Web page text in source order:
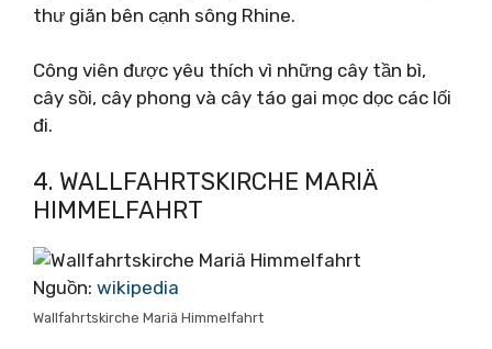
thư giãn bên cạnh sông Rhine.
Công viên được yêu thích vì những cây tần bì,
cây sồi, cây phong và cây táo gai mọc dọc các lối
đi.
4. WALLFAHRTSKIRCHE MARIÄ
HIMMELFAHRT
Nguồn: wikipedia
Wallfahrtskirche Mariä Himmelfahrt